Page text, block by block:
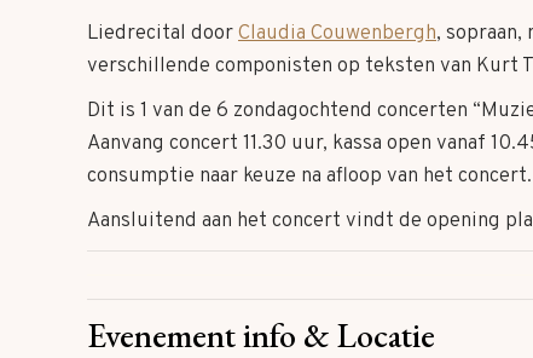
Liedrecital doorClaudia Couwenbergh,
verschillende componisten op teksten van Kurt
Dit is 1 van de 6 zondagochtend concerten
Aanvang concert 11.30 uur, kassa open vanaf
consumptie naar keuze na afloop van het concert.
Aansluitend aan het concert vindt de opening
Evenement info & Locatie